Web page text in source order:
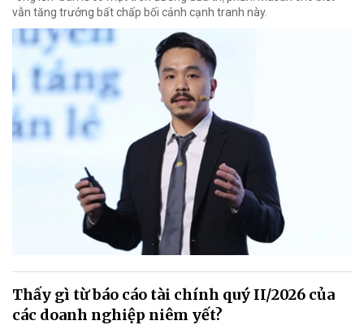
vẫn tăng trưởng bất chấp bối cảnh cạnh tranh này.
Thấy gì từ báo cáo tài chính quý II/2026 của
các doanh nghiệp niêm yết?